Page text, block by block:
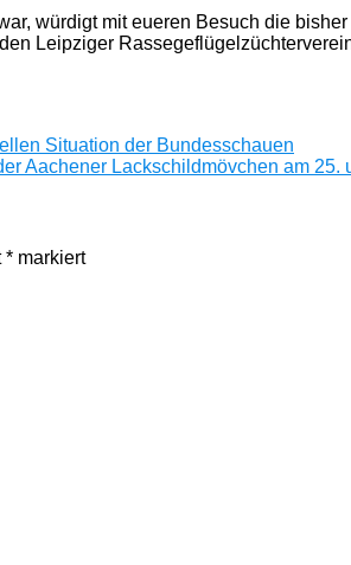
würdigt mit eueren Besuch die
Leipziger
Situation der Bundesschauen
Aachener Lackschildmövchen am 25.
* markiert